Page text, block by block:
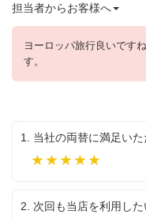
担当者からお客様へ
ヨーロッパ旅行良いです
す。
1. 当社の両替に満足いた
2. 次回も当店を利用した